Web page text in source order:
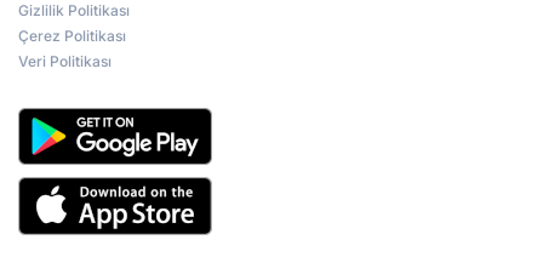
Gizlilik Politikası
Çerez Politikası
Veri Politikası